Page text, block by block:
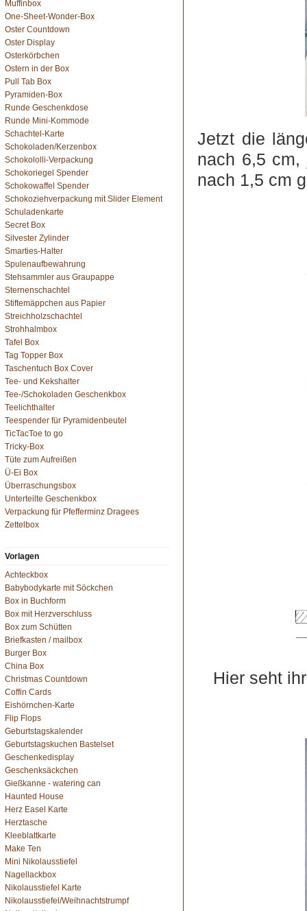
Muffinbox
One-Sheet-Wonder-Box
Oster Countdown
Oster Display
Osterkörbchen
Ostern in der Box
Pull Tab Box
Pyramiden-Box
Runde Geschenkdose
Runde Mini-Kommode
Schachtel-Karte
Schokoladen/Kerzenbox
Schokololli-Verpackung
Schokoriegel Spender
Schokowaffel Spender
Schokoziehverpackung mit Slider Element
Schuladenkarte
Secret Box
Silvester Zylinder
Smarties-Halter
Spulenaufbewahrung
Stehsammler aus Graupappe
Sternenschachtel
Stiftemäppchen aus Papier
Streichholzschachtel
Strohhalmbox
Tafel Box
Tag Topper Box
Taschentuch Box Cover
Tee- und Kekshalter
Tee-/Schokoladen Geschenkbox
Teelichthalter
Teespender für Pyramidenbeutel
TicTacToe to go
Tricky-Box
Tüte zum Aufreißen
Ü-Ei Box
Überraschungsbox
Unterteilte Geschenkbox
Verpackung für Pfefferminz Dragees
Zettelbox
Vorlagen
Achteckbox
Babybodykarte mit Söckchen
Box in Buchform
Box mit Herzverschluss
Box zum Schütten
Briefkasten / mailbox
Burger Box
China Box
Christmas Countdown
Coffin Cards
Eishörnchen-Karte
Flip Flops
Geburtstagskalender
Geburtstagskuchen Bastelset
Geschenkedisplay
Geschenksäckchen
Gießkanne - watering can
Haunted House
Herz Easel Karte
Herztasche
Kleeblattkarte
Make Ten
Mini Nikolausstiefel
Nagellackbox
Nikolausstiefel Karte
Nikolausstiefel/Weihnachtstrumpf
Jetzt die
nach 6,5
nach 1,5 cm
Hier seht